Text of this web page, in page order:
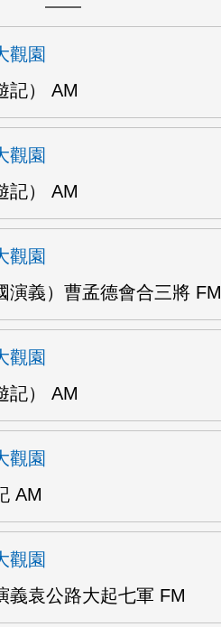
觀園
記） AM
觀園
記） AM
觀園
演義）曹孟德會合三將 FM
觀園
記） AM
觀園
AM
觀園
義袁公路大起七軍 FM